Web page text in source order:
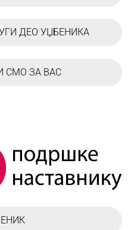
ДЕО УЏБЕНИКА
СМО ЗА ВАС